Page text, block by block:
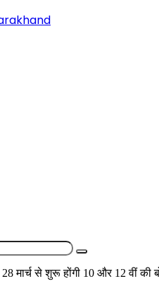
Search
for
मार्च से शुरू होंगी 10 और 12 वीं की